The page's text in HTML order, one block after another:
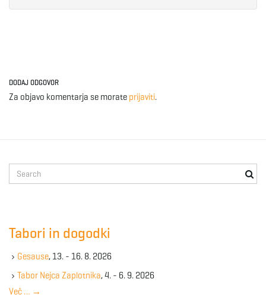
DODAJ ODGOVOR
Za objavo komentarja se morate prijaviti.
e
e
y
w
Tabori in dogodki
Gesause, 13. - 16. 8. 2026
Tabor Nejca Zaplotnika, 4. - 6. 9. 2026
Več … →